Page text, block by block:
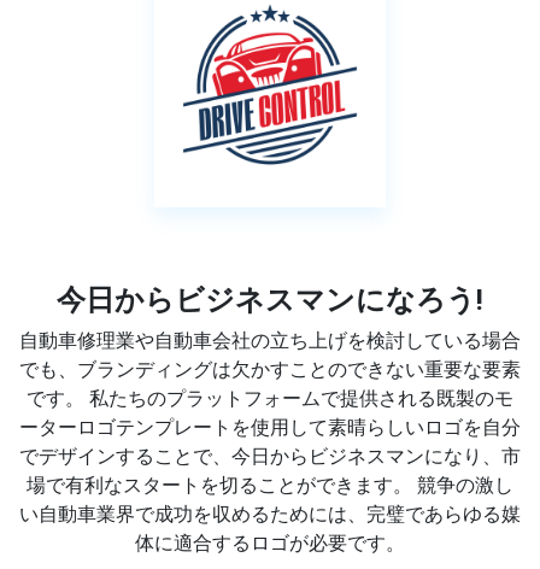
今日からビジネスマンになろう!
自動車修理業や自動車会社の立ち上げを検討している場合
でも、ブランディングは欠かすことのできない重要な要素
です。 私たちのプラットフォームで提供される既製のモ
ーターロゴテンプレートを使用して素晴らしいロゴを自分
でデザインすることで、今日からビジネスマンになり、市
場で有利なスタートを切ることができます。 競争の激し
い自動車業界で成功を収めるためには、完璧であらゆる媒
体に適合するロゴが必要です。